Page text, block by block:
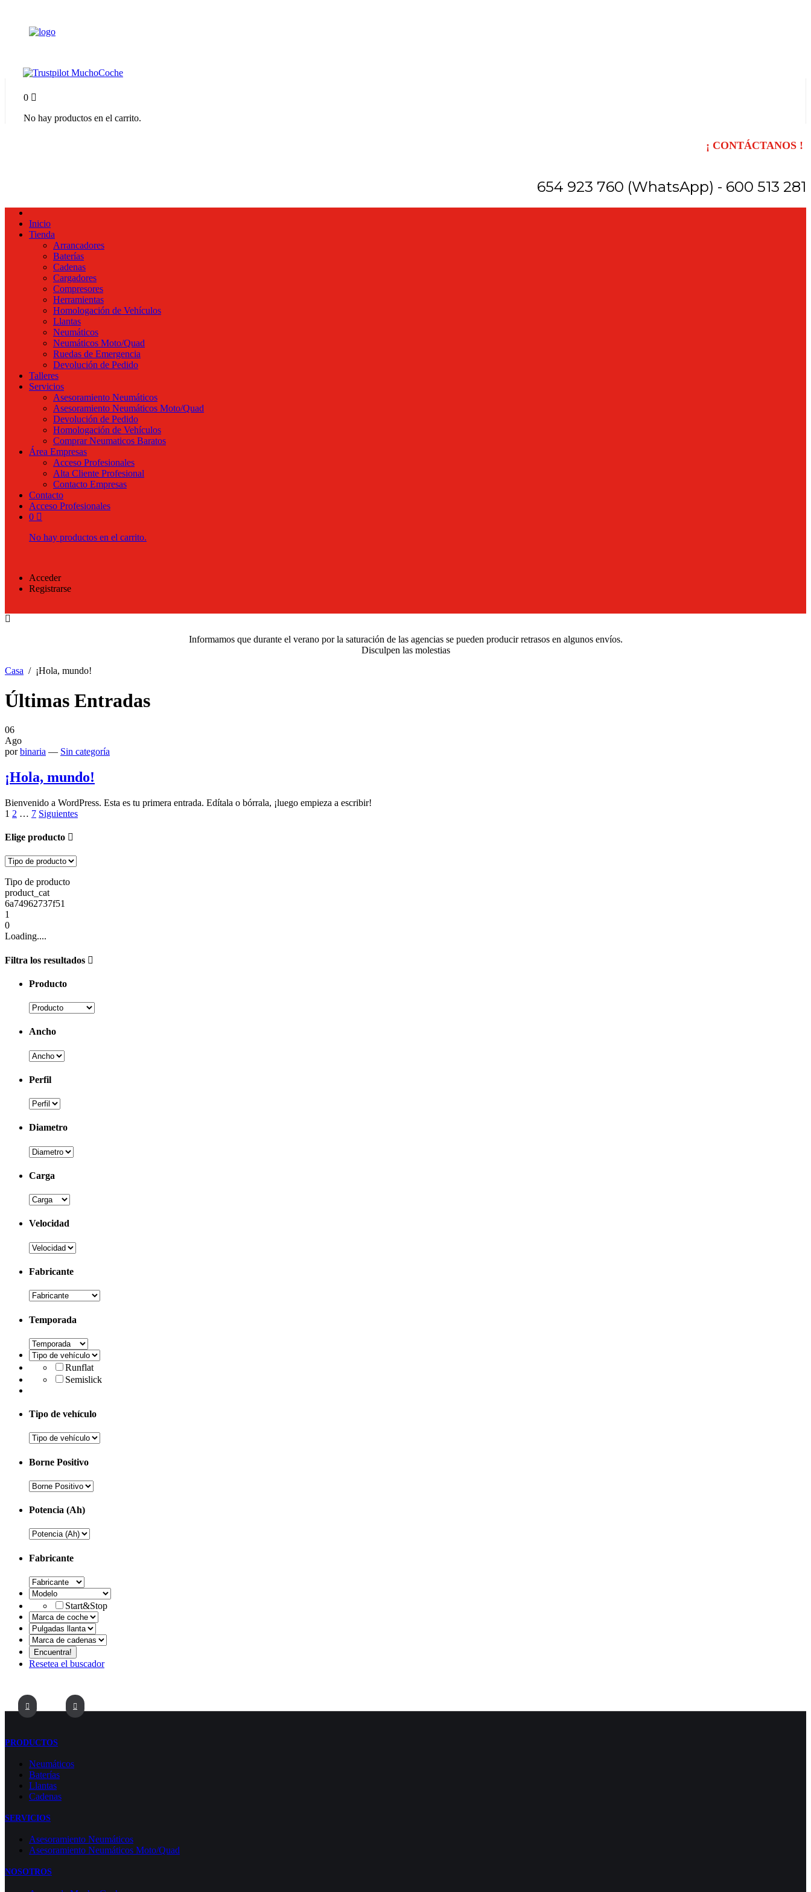
0
No hay productos en el carrito.
¡ CONTÁCTANOS !
654 923 760 (WhatsApp) - 600 513 281
Inicio
Tienda
Arrancadores
Baterías
Cadenas
Cargadores
Compresores
Herramientas
Homologación de Vehículos
Llantas
Neumáticos
Neumáticos Moto/Quad
Ruedas de Emergencia
Devolución de Pedido
Talleres
Servicios
Asesoramiento Neumáticos
Asesoramiento Neumáticos Moto/Quad
Devolución de Pedido
Homologación de Vehículos
Comprar Neumaticos Baratos
Área Empresas
Acceso Profesionales
Alta Cliente Profesional
Contacto Empresas
Contacto
Acceso Profesionales
0
No hay productos en el carrito.
Acceder
Registrarse
Informamos que durante el verano por la saturación de las agencias se pueden producir retrasos en algunos envíos.
Disculpen las molestias
Casa
¡Hola, mundo!
Últimas Entradas
06
Ago
por binaria — Sin categoría
¡Hola, mundo!
Bienvenido a WordPress. Esta es tu primera entrada. Edítala o bórrala, ¡luego empieza a escribir!
Navegación
de
1 2 … 7 Siguientes
Elige producto
Tipo de producto
product_cat
6a74962737f51
1
0
Loading....
Filtra los resultados
Producto
Ancho
Perfil
Diametro
Carga
Velocidad
Fabricante
Temporada
Runflat
Semislick
Tipo de vehículo
Borne Positivo
Potencia (Ah)
Fabricante
Start&Stop
Resetea el buscador
PRODUCTOS
Neumáticos
Baterías
Llantas
Cadenas
SERVICIOS
Asesoramiento Neumáticos
Asesoramiento Neumáticos Moto/Quad
NOSOTROS